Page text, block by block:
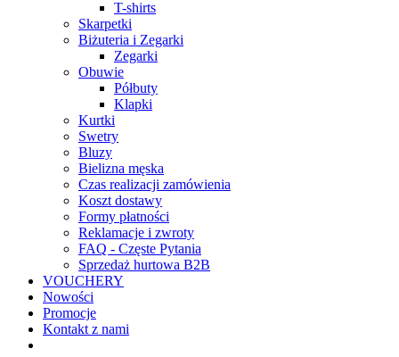
T-shirts
Skarpetki
Biżuteria i Zegarki
Zegarki
Obuwie
Półbuty
Klapki
Kurtki
Swetry
Bluzy
Bielizna męska
Czas realizacji zamówienia
Koszt dostawy
Formy płatności
Reklamacje i zwroty
FAQ - Częste Pytania
Sprzedaż hurtowa B2B
VOUCHERY
Nowości
Promocje
Kontakt z nami